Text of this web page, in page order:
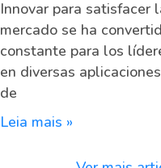
Innovar para satisfacer
mercado se ha
constante para los
en diversas
de
Leia mais »